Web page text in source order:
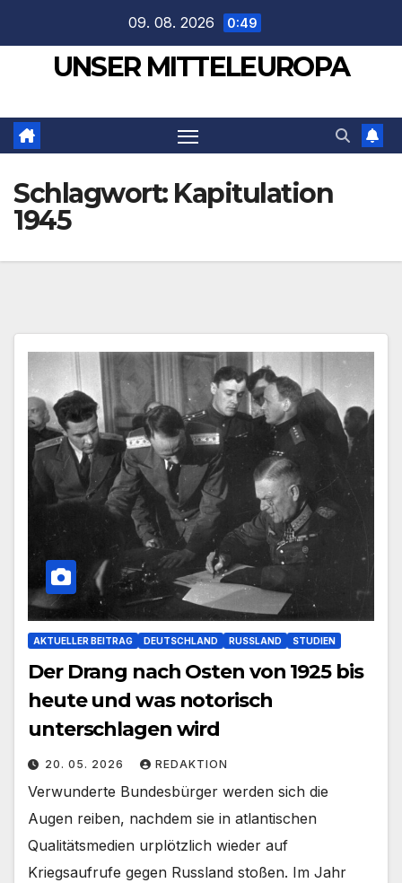
springen
09. 08. 2026 0:49
UNSER MITTELEUROPA
Schlagwort: Kapitulation
1945
AKTUELLER BEITRAG DEUTSCHLAND RUSSLAND STUDIEN
Der Drang nach Osten von 1925 bis
heute und was notorisch
unterschlagen wird
20. 05. 2026 REDAKTION
Verwunderte Bundesbürger werden sich die
Augen reiben, nachdem sie in atlantischen
Qualitätsmedien urplötzlich wieder auf
Kriegsaufrufe gegen Russland stoßen. Im Jahr